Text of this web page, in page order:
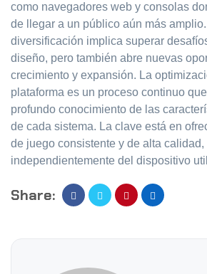
como navegadores web y consolas
de llegar a un público aún más
diversificación implica superar
diseño, pero también abre nuevas
crecimiento y expansión. La
plataforma es un proceso continuo
profundo conocimiento de las
de cada sistema. La clave está en
de juego consistente y de alta calidad,
independientemente del dispositivo
Share: